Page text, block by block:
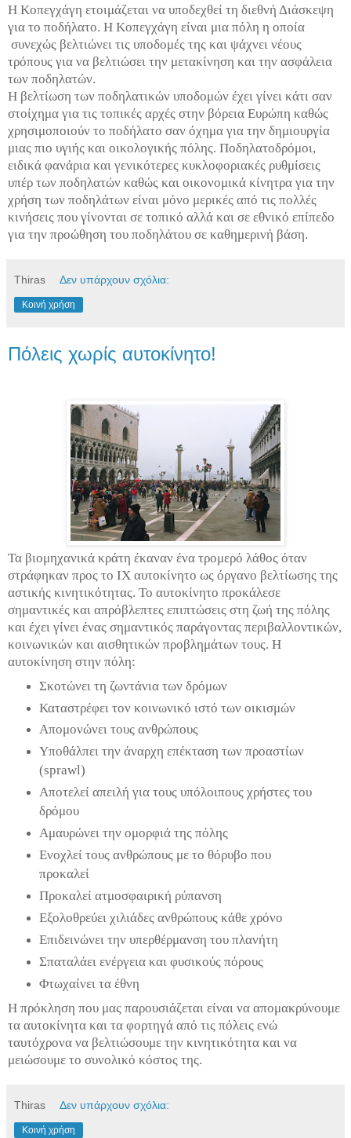
Η Κοπεγχάγη ετοιμάζεται να υποδεχθεί τη διεθνή Διάσκεψη
για το ποδήλατο. Η Κοπεγχάγη είναι μια πόλη η οποία
συνεχώς βελτιώνει τις υποδομές της και ψάχνει νέους
τρόπους για να βελτιώσει την μετακίνηση και την ασφάλεια
των ποδηλατών.
Η βελτίωση των ποδηλατικών υποδομών έχει γίνει κάτι σαν
στοίχημα για τις τοπικές αρχές στην βόρεια Ευρώπη καθώς
χρησιμοποιούν το ποδήλατο σαν όχημα για την δημιουργία
μιας πιο υγιής και οικολογικής πόλης. Ποδηλατοδρόμοι,
ειδικά φανάρια και γενικότερες κυκλοφοριακές ρυθμίσεις
υπέρ των ποδηλατών καθώς και οικονομικά κίνητρα για την
χρήση των ποδηλάτων είναι μόνο μερικές από τις πολλές
κινήσεις που γίνονται σε τοπικό αλλά και σε εθνικό επίπεδο
για την προώθηση του ποδηλάτου σε καθημερινή βάση.
Thiras Δεν υπάρχουν σχόλια:
Κοινή χρήση
Πόλεις χωρίς αυτοκίνητο!
Τα βιομηχανικά κράτη έκαναν ένα τρομερό λάθος όταν
στράφηκαν προς το ΙΧ αυτοκίνητο ως όργανο βελτίωσης της
αστικής κινητικότητας. Το αυτοκίνητο προκάλεσε
σημαντικές και απρόβλεπτες επιπτώσεις στη ζωή της πόλης
και έχει γίνει ένας σημαντικός παράγοντας περιβαλλοντικών,
κοινωνικών και αισθητικών προβλημάτων τους. Η
αυτοκίνηση στην πόλη:
Σκοτώνει τη ζωντάνια των δρόμων
Καταστρέφει τον κοινωνικό ιστό των οικισμών
Απομονώνει τους ανθρώπους
Υποθάλπει την άναρχη επέκταση των προαστίων
(sprawl)
Αποτελεί απειλή για τους υπόλοιπους χρήστες του
δρόμου
Αμαυρώνει την ομορφιά της πόλης
Ενοχλεί τους ανθρώπους με το θόρυβο που
προκαλεί
Προκαλεί ατμοσφαιρική ρύπανση
Εξολοθρεύει χιλιάδες ανθρώπους κάθε χρόνο
Επιδεινώνει την υπερθέρμανση του πλανήτη
Σπαταλάει ενέργεια και φυσικούς πόρους
Φτωχαίνει τα έθνη
Η πρόκληση που μας παρουσιάζεται είναι να απομακρύνουμε
τα αυτοκίνητα και τα φορτηγά από τις πόλεις ενώ
ταυτόχρονα να βελτιώσουμε την κινητικότητα και να
μειώσουμε το συνολικό κόστος της.
Thiras Δεν υπάρχουν σχόλια:
Κοινή χρήση